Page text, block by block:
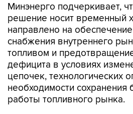
Минэнерго подчеркивает,
решение носит временный
направлено на
снабжения внутреннего
топливом и
дефицита в условиях
цепочек, технологических
необходимости сохранения
работы топливного рынка.